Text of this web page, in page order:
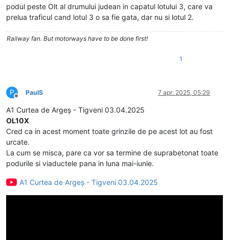
podul peste Olt al drumului judean in capatul lotului 3, care va
prelua traficul cand lotul 3 o sa fie gata, dar nu si lotul 2.
Railway fan. But motorways have to be done first!
1
P
Deconectat
PaulS 7 apr. 2025, 05:29
A1 Curtea de Argeș - Tigveni 03.04.2025
OL10X
Cred ca in acest moment toate grinzile de pe acest lot au fost
urcate.
La cum se misca, pare ca vor sa termine de suprabetonat toate
podurile si viaductele pana in luna mai-iunie.
A1 Curtea de Argeș - Tigveni 03.04.2025